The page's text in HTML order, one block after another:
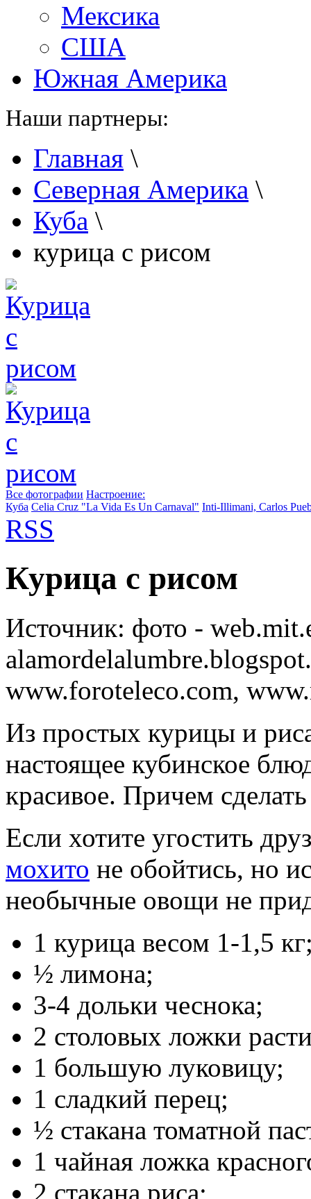
Мексика
США
Южная Америка
Наши партнеры:
Главная \
Северная Америка \
Куба \
курица с рисом
Все фотографии Настроение:
Куба Celia Cruz "La Vida Es Un Carnaval" Inti-Illimani, Carlos
RSS
Курица с рисом
Источник: фото -
www.foroteleco.com,
Из простых курицы и
настоящее кубинское
красивое. Причем
Если хотите угостить
мохито не обойтись, но
необычные овощи не
1 курица весом 1-1,5
½ лимона;
3-4 дольки чеснока;
2 столовых ложки
1 большую луковицу;
1 сладкий перец;
½ стакана томатной
1 чайная ложка
2 стакана риса;